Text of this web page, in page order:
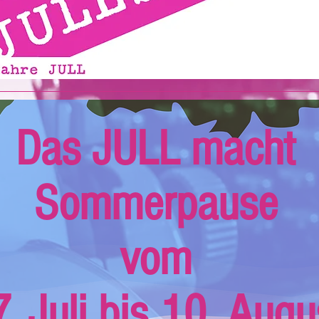
Das JULL macht
Sommerpause
vom